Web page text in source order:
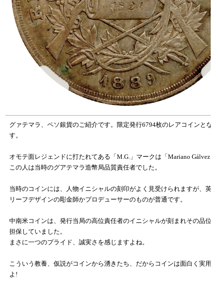
グァテマラ、ペソ銀貨のご紹介です。限定発行6794枚のレアコインとな
す。
オモテ面レジェンドに打たれてある「M.G.」マークは「Mariano Gálvez
この人は当時のグアテマラ造幣局品質責任者でした。
当時のコインには、人物イニシャルの刻印がよく見受けられますが、英
リーフデザインの彫金師かプロデューサーのものが普通です。
中南米コインは、発行当局の高位責任者のイニシャルが刻まれその品位
担保していました。
まさに一つのプライド、誠実さを感じますよね。
こういう教養、仮説がコインから湧きたち、だからコインは面白く実用
よ!